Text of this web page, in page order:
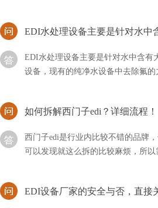
设备，现有的纯净水设备中去除氟的
除氟设备，即可清除干净水中的氟
可以发现就这么拆的比较麻烦，所以
该如何拆解西门子EDI呢？